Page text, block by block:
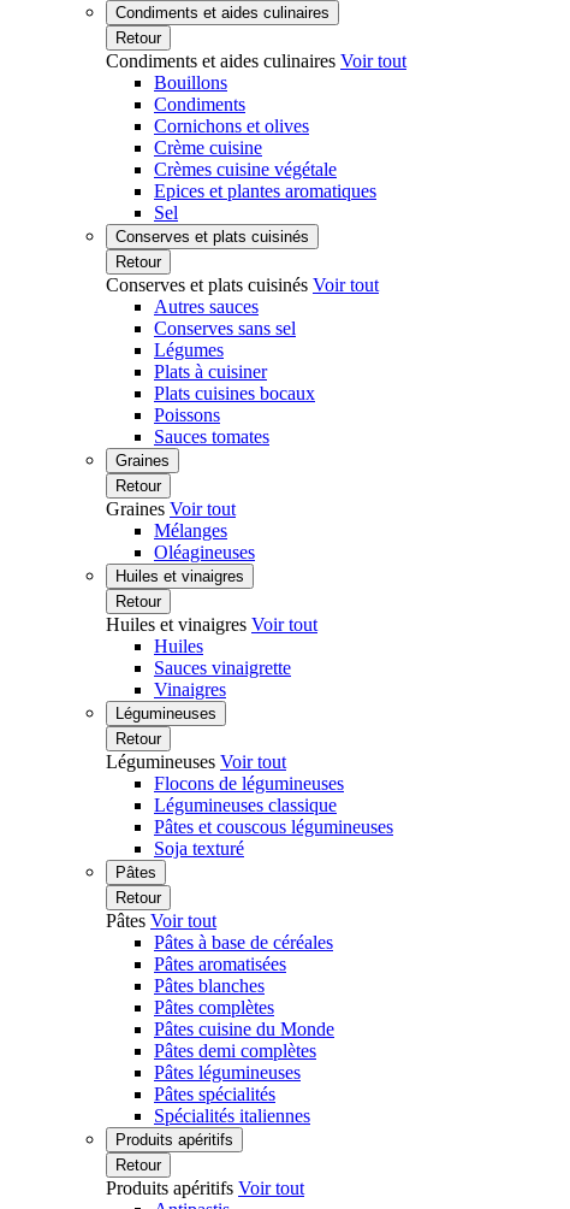
Condiments et aides culinaires
Retour
Condiments et aides culinaires Voir tout
Bouillons
Condiments
Cornichons et olives
Crème cuisine
Crèmes cuisine végétale
Epices et plantes aromatiques
Sel
Conserves et plats cuisinés
Retour
Conserves et plats cuisinés Voir tout
Autres sauces
Conserves sans sel
Légumes
Plats à cuisiner
Plats cuisines bocaux
Poissons
Sauces tomates
Graines
Retour
Graines Voir tout
Mélanges
Oléagineuses
Huiles et vinaigres
Retour
Huiles et vinaigres Voir tout
Huiles
Sauces vinaigrette
Vinaigres
Légumineuses
Retour
Légumineuses Voir tout
Flocons de légumineuses
Légumineuses classique
Pâtes et couscous légumineuses
Soja texturé
Pâtes
Retour
Pâtes Voir tout
Pâtes à base de céréales
Pâtes aromatisées
Pâtes blanches
Pâtes complètes
Pâtes cuisine du Monde
Pâtes demi complètes
Pâtes légumineuses
Pâtes spécialités
Spécialités italiennes
Produits apéritifs
Retour
Produits apéritifs Voir tout